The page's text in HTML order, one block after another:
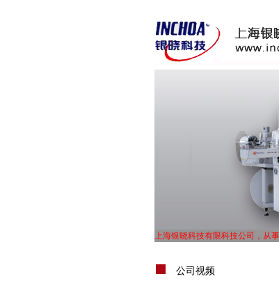
上海银晓科技有限科技公司，从
UL体系认证，TS16949体系认证
公司视频